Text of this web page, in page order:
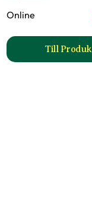
blå produktsida
Online
Till
till